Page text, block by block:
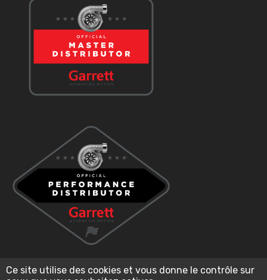
Ce site utilise des cookies et vous donne le contrôle sur